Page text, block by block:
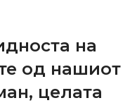
на
од нашиот
целата